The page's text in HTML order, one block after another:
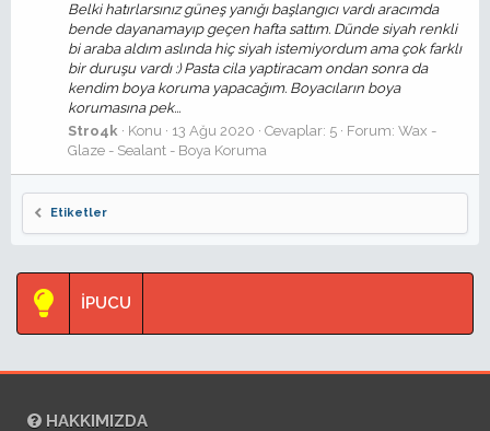
Belki hatırlarsınız güneş yanığı başlangıcı vardı aracımda
bende dayanamayıp geçen hafta sattım. Dünde siyah renkli
bi araba aldım aslında hiç siyah istemiyordum ama çok farklı
bir duruşu vardı :) Pasta cila yaptiracam ondan sonra da
kendim boya koruma yapacağım. Boyacıların boya
korumasına pek...
Stro4k
Konu 13 Ağu 2020 Cevaplar: 5 Forum: Wax -
Glaze - Sealant - Boya Koruma
Etiketler
İPUCU
HAKKIMIZDA